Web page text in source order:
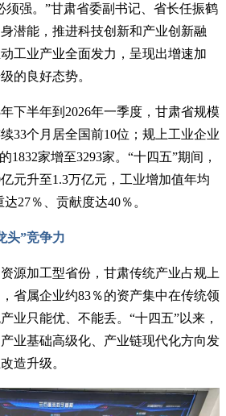
须强。”甘肃省委副书记、省长任振鹤
潜能，推进科技创新和产业创新融
工业产业全面发力，呈现出增速加
的良好态势。
下半年到2026年一季度，甘肃省规模
33个月居全国前10位；规上工业企业
1832家增至3293家。“十四五”期间，
元升至1.3万亿元，工业增加值年均
27％、贡献度达40％。
头”竞争力
源加工型省份，甘肃传统产业占规上
省属企业约83％的资产集中在传统领
业只能优、不能丢。“十四五”以来，
业基础高级化、产业链现代化方向发
造升级。